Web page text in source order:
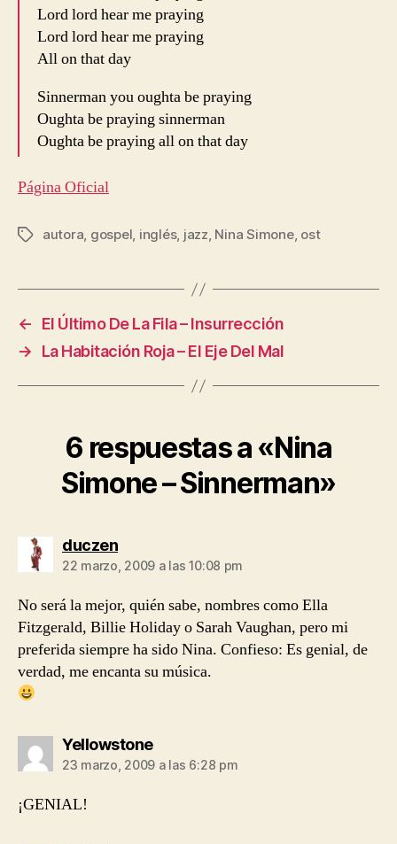
Lord lord hear me praying
Lord lord hear me praying
All on that day
Sinnerman you oughta be praying
Oughta be praying sinnerman
Oughta be praying all on that day
Página Oficial
Etiquetas
autora, gospel, inglés, jazz, Nina Simone, ost
←
El Último De La Fila – Insurrección
→
La Habitación Roja – El Eje Del Mal
6 respuestas a «Nina
Simone – Sinnerman»
duczendice:
22 marzo, 2009 a las 10:08 pm
No será la mejor, quién sabe, nombres como Ella
Fitzgerald, Billie Holiday o Sarah Vaughan, pero mi
preferida siempre ha sido Nina. Confieso: Es genial, de
verdad, me encanta su música.
Yellowstonedice:
23 marzo, 2009 a las 6:28 pm
¡GENIAL!